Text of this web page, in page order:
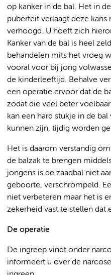
op kanker in de bal. Het in
puberteit verlaagt deze
verhoogd. U hoeft zich
Kanker van de bal is heel
behandelen mits het vroeg
vooral voor bij jong
de kinderleeftijd. Behalve
een operatie ervoor dat de
zodat die veel beter
kan een hard stukje in de
kunnen zijn, tijdig worden
Het is daarom verstandig
de balzak te brengen
jongens is de zaadbal niet
geboorte, verschrompeld.
niet verbeteren maar het is
zekerheid vast te stellen dat
De operatie
De ingreep vindt onder
informeert u over de